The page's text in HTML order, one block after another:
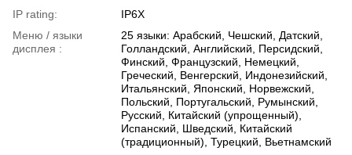
IP rating:
IP6X
Меню / языки
дисплея :
25 языки: Арабский, Чешский, Датский,
Голландский, Английский, Персидский,
Финский, Французский, Немецкий,
Греческий, Венгерский, Индонезийский,
Итальянский, Японский, Норвежский,
Польский, Португальский, Румынский,
Русский, Китайский (упрощенный),
Испанский, Шведский, Китайский
(традиционный), Турецкий, Вьетнамский